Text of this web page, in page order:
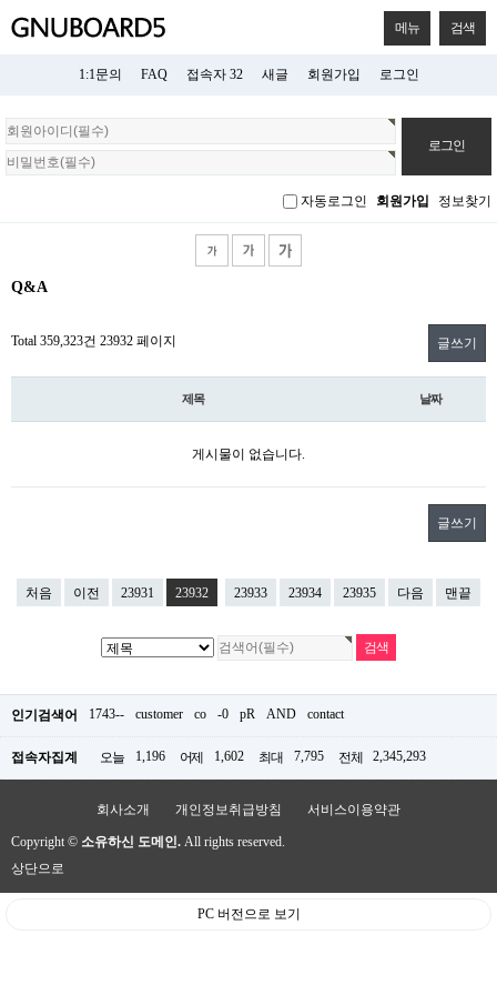
메뉴 검색
1:1문의 FAQ 접속자 32 새글 회원가입 로그인
회
원
로
자동로그인 회원가입 정보찾기
Q&A
Total 359,323건 23932 페이지 글쓰기
제목 날짜
게시물이 없습니다.
글쓰기
처음 이전 23931 23932 23933 23934 23935 다음 맨끝
인기검색어 1743-- customer co -0 pR AND contact
접속자집계 오늘 1,196 어제 1,602 최대 7,795 전체 2,345,293
회사소개 개인정보취급방침 서비스이용약관
Copyright © 소유하신 도메인. All rights reserved.
상단으로
PC 버전으로 보기